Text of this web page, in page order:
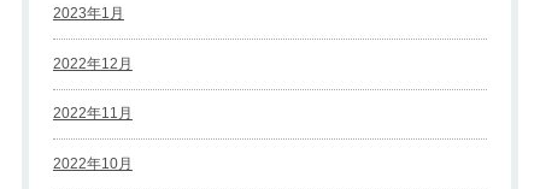
2023年1月
2022年12月
2022年11月
2022年10月